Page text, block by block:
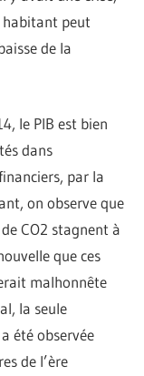
habitant peut
de la
le PIB est bien
dans
par la
on observe que
CO2 stagnent à
que ces
malhonnête
la seule
été observée
de l’ère